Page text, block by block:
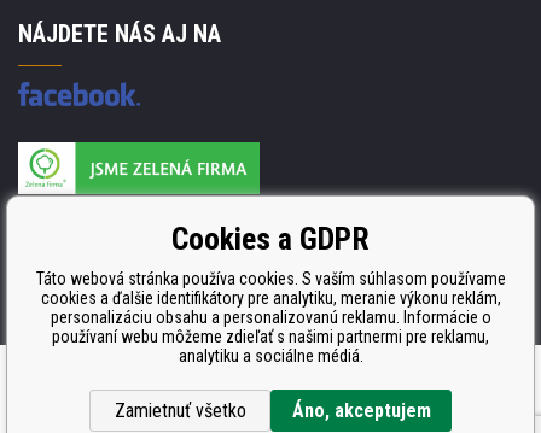
NÁJDETE NÁS AJ NA
ISO 9001, ISO 14001 a STMC.
Ecommerce solutionsBINARGON.cz
Cookies a GDPR
Táto webová stránka používa cookies. S vaším súhlasom používame
cookies a ďalšie identifikátory pre analytiku, meranie výkonu reklám,
personalizáciu obsahu a personalizovanú reklamu. Informácie o
používaní webu môžeme zdieľať s našimi partnermi pre reklamu,
analytiku a sociálne médiá.
Zamietnuť všetko Áno, akceptujem